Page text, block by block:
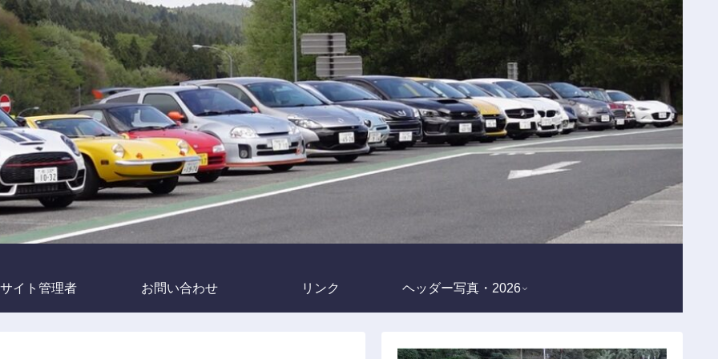
サイト管理者 お問い合わせ リンク ヘッダー写真・2026